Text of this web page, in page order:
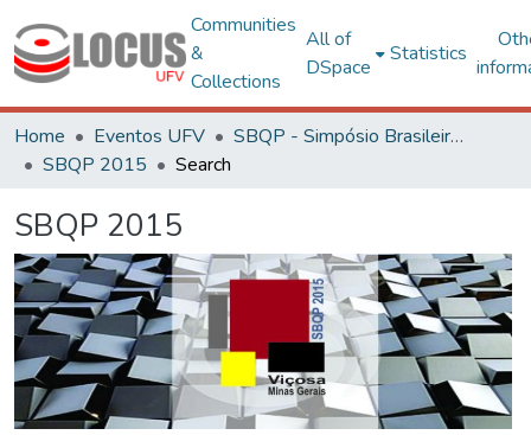
Communities
&
Collections
All of
DSpace
Statistics
Home Eventos UFV
SBQP - Simpósio Brasileiro de Qualidade do Projeto no Ambiente Construído
SBQP 2015
Search
SBQP 2015